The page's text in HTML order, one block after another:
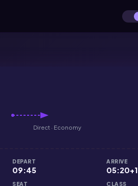
Direct · Economy
DEPART
09:45
ARRIVE
05:20+1
SEAT CLASS